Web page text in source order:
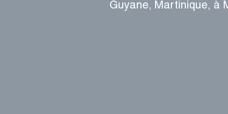
Guyane, Martinique, à